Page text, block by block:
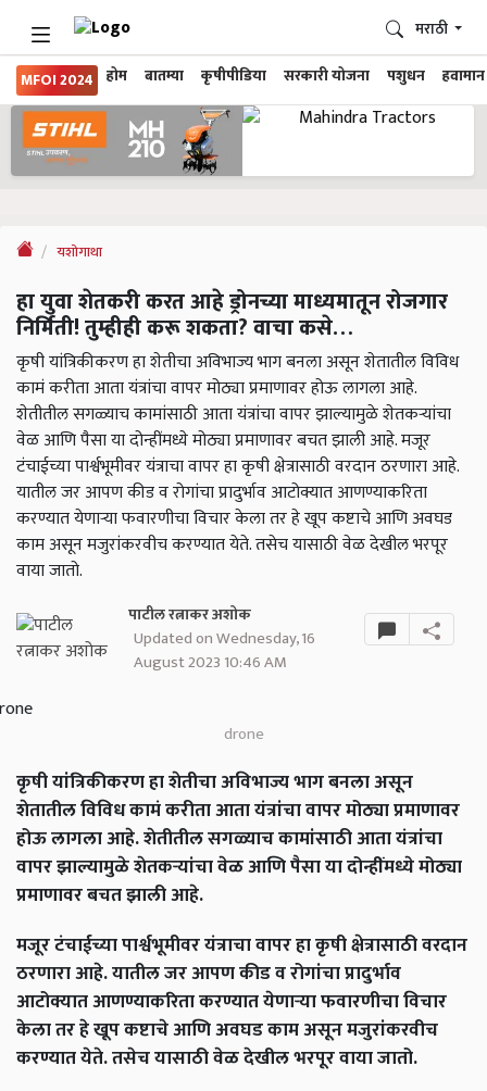
MFOI 2024 होम बातम्या कृषीपीडिया सरकारी योजना पशुधन हवामान
मराठी
यशोगाथा
हा युवा शेतकरी करत आहे ड्रोनच्या माध्यमातून रोजगार
निर्मिती! तुम्हीही करू शकता? वाचा कसे…
कृषी यांत्रिकीकरण हा शेतीचा अविभाज्य भाग बनला असून शेतातील विविध
कामं करीता आता यंत्रांचा वापर मोठ्या प्रमाणावर होऊ लागला आहे.
शेतीतील सगळ्याच कामांसाठी आता यंत्रांचा वापर झाल्यामुळे शेतकऱ्यांचा
वेळ आणि पैसा या दोन्हींमध्ये मोठ्या प्रमाणावर बचत झाली आहे. मजूर
टंचाईच्या पार्श्वभूमीवर यंत्राचा वापर हा कृषी क्षेत्रासाठी वरदान ठरणारा आहे.
यातील जर आपण कीड व रोगांचा प्रादुर्भाव आटोक्यात आणण्याकरिता
करण्यात येणाऱ्या फवारणीचा विचार केला तर हे खूप कष्टाचे आणि अवघड
काम असून मजुरांकरवीच करण्यात येते. तसेच यासाठी वेळ देखील भरपूर
वाया जातो.
पाटील रत्नाकर अशोक
Updated on Wednesday, 16
August 2023 10:46 AM
drone
कृषी यांत्रिकीकरण हा शेतीचा अविभाज्य भाग बनला असून
शेतातील विविध कामं करीता आता यंत्रांचा वापर मोठ्या प्रमाणावर
होऊ लागला आहे. शेतीतील सगळ्याच कामांसाठी आता यंत्रांचा
वापर झाल्यामुळे शेतकऱ्यांचा वेळ आणि पैसा या दोन्हींमध्ये मोठ्या
प्रमाणावर बचत झाली आहे.
मजूर टंचाईच्या पार्श्वभूमीवर यंत्राचा वापर हा कृषी क्षेत्रासाठी वरदान
ठरणारा आहे. यातील जर आपण कीड व रोगांचा प्रादुर्भाव
आटोक्यात आणण्याकरिता करण्यात येणाऱ्या फवारणीचा विचार
केला तर हे खूप कष्टाचे आणि अवघड काम असून मजुरांकरवीच
करण्यात येते. तसेच यासाठी वेळ देखील भरपूर वाया जातो.